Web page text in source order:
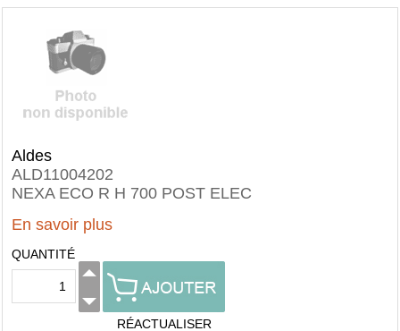
Aldes
ALD11004202
NEXA ECO R H 700 POST ELEC
En savoir plus
QUANTITÉ
RÉACTUALISER